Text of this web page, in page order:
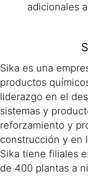
adicionales
Sika es una
productos
liderazgo en el
sistemas y
reforzamiento y
construcción y en
Sika tiene filiales
de 400 plantas a